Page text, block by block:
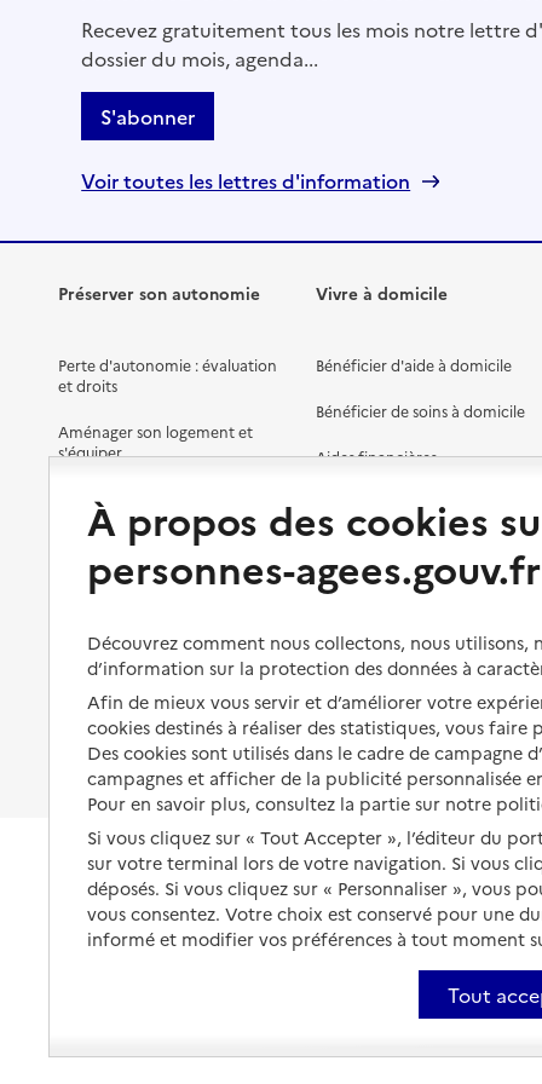
Mis à jour le : 08/09/2024
Recevez gratuitement tous les mois notre lettre
dossier du mois, agenda...
S'abonner
Voir toutes les lettres d'information
Préserver son autonomie
Perte d'autonomie : évaluation
et droits
Aménager son logement et
s'équiper
Préserver son autonomie et sa
santé
Organiser à l'avance sa propre
protection
Les obligations de la famille
À qui s’adresser ?
Les politiques du grand âge
Vivre à domicile
Bénéficier d'aide à domicile
Bénéficier de soins à domicile
Aides financières
Solutions d'accueil temporaire
Vivre à domicile avec une
Être hospitalisé
Fin de vie à domicile
À propos des cookies
personnes-agees.gouv.fr
Découvrez comment nous collectons, nous
d’information sur la protection des données à
Afin de mieux vous servir et d’améliorer votre
cookies destinés à réaliser des statistiques, vous
Des cookies sont utilisés dans le cadre de
campagnes et afficher de la publicité personnalisée
Pour en savoir plus, consultez la partie sur notre
Si vous cliquez sur « Tout Accepter », l’éditeur du
sur votre terminal lors de votre navigation. Si vous
déposés. Si vous cliquez sur « Personnaliser », vous
vous consentez. Votre choix est conservé pour une
informé et modifier vos préférences à tout moment
Tout